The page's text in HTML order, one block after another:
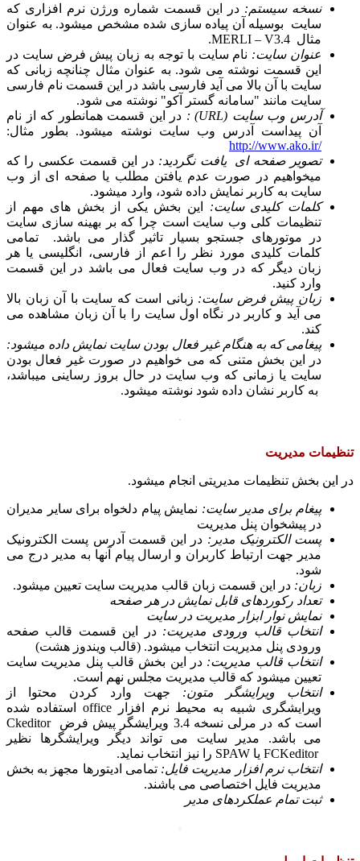
نسخه سیستم: در این قسمت شماره ورژن نرم افزاری که
سایت بوسیله آن پیاده سازی شده مشخص میشود. به عنوان
مثال MERLI – V3.4
.
عنوان سایت: نام سایت با توجه به زبان پیش فرض سایت در
این قسمت نوشته می شود. به عنوان مثال چنانچه زبانی که
سایت با آن بالا می آید فارسی باشد در این قسمت نام فارسی
سایت مانند "سامانه گستر آکو" نوشته می شود.
آدرس وب سایت (URL
) : در این قسمت همانطور که از نام
آن پیداست آدرس وب سایت نوشته میشود. بطور مثال:
http://www.ako.ir/
تصویر صفحه ای یافت نگردید: در این قسمت عکسی را که
میخواهیم در صورت عدم یافتن مطلب یا صفحه ای از وب
سایت به کاربر نمایش داده شود، وارد میشود.
کلمات کلیدی سایت: این بخش یکی از بخش های مهم از
تنظیمات کلی وب سایت است چرا که بر بهینه سازی سایت
در موتورهای جستجو بسیار تاثیر گذار می باشد. تمامی
کلمات کلیدی مورد نظر را اعم از فارسی، انگلیسی یا هر
زبان دیگر که در وب سایت فعال می باشد در این قسمت
وارد کنید.
زبان پیش فرض سایت: زبانی است که سایت با آن زبان بالا
می آید و کاربر در نگاه اول سایت را با آن زبان مشاهده می
کند.
پیغامی که به هنگام غیر فعال بودن سایت نمایش داده میشود:
در این بخش متنی که می خواهیم در صورت غیر فعال بودن
سایت یا زمانی که وب سایت در حال بروز رساینی میباشد،
به کاربر نشان داده شود نوشته میشود.
تنظیمات مدیریت
در این بخش تنظیمات مدیریتی انجام میشود.
پیغام برای مدیر سایت: نمایش پیام دلخواه برای سایر مدیران
در پیشخوان پنل مدیریت
پست الکترونیک مدیر: در این قسمت آدرس پست الکترونیک
مدیر جهت ارتباط کاربران و ارسال پیام آنها به مدیر درج می
شود.
زبان: در این قسمت زبان قالب مدیریت سایت تعیین میشود.
تعداد رکوردهای قابل نمایش در هر صفحه
نمایش نوار ابزار مدیریت در سایت
انتخاب قالب ورودی مدیریت:در این قسمت قالب صفحه
ورودی پنل مدیریت انتخاب میشود. (قالب ویندوز هشت)
انتخاب قالب مدیریت: در این بخش قالب پنل مدیریت سایت
تعیین میشود که قالب مدیریت مجلس نهم است.
انتخاب ویرایشگر متون: جهت وارد کردن محتوا از
ویرایشگری شبیه به محیط نرم افزارoffice استفاده شده
است که در مرلی نسخه 3.4 ویرایشگر پیش فرض
Ckeditor
می باشد. مدیر سایت می تواند دیگر ویرایشگرها نظیر
FCKeditor یا SPAW را نیز انتخاب نماید.
انتخاب نرم افزار مدیریت فایل: تمامی ادیتورها مجهز به بخش
مدیریت فایل اختصاصی می باشند.
ثبت تمام عملکردهای مدیر